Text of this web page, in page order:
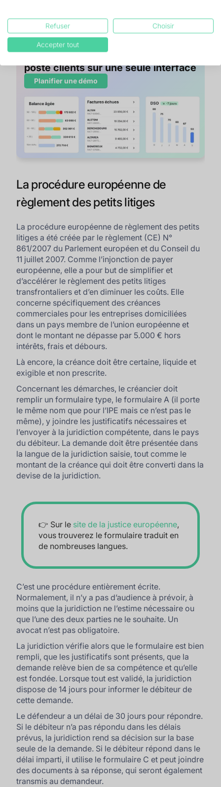
Centralisez toute la gestion de votre
poste clients sur une seule interface
Planifier une démo
La procédure européenne de
règlement des petits litiges
La procédure européenne de règlement des petits
litiges a été créée par le règlement (CE) N°
861/2007 du Parlement européen et du Conseil du
11 juillet 2007. Comme l’injonction de payer
européenne, elle a pour but de simplifier et
d’accélérer le règlement des petits litiges
transfrontaliers et d’en diminuer les coûts. Elle
concerne spécifiquement des créances
commerciales pour les entreprises domiciliées
dans un pays membre de l’union européenne et
dont le montant ne dépasse par 5.000 € hors
intérêts, frais et débours.
Là encore, la créance doit être certaine, liquide et
exigible et non prescrite.
Concernant les démarches, le créancier doit
remplir un formulaire type, le formulaire A (il porte
le même nom que pour l’IPE mais ce n’est pas le
même), y joindre les justificatifs nécessaires et
l’envoyer à la juridiction compétente, dans le pays
du débiteur. La demande doit être présentée dans
la langue de la juridiction saisie, tout comme le
montant de la créance qui doit être converti dans la
devise de la juridiction.
👉 Sur le site de la justice européenne,
vous trouverez le formulaire traduit en
de nombreuses langues.
C’est une procédure entièrement écrite.
Normalement, il n’y a pas d’audience à prévoir, à
moins que la juridiction ne l’estime nécessaire ou
que l’une des deux parties ne le souhaite. Un
avocat n’est pas obligatoire.
La juridiction vérifie alors que le formulaire est bien
rempli, que les justificatifs sont présents, que la
demande relève bien de sa compétence et qu’elle
est fondée. Lorsque tout est validé, la juridiction
dispose de 14 jours pour informer le débiteur de
cette demande.
Le défendeur a un délai de 30 jours pour répondre.
Si le débiteur n’a pas répondu dans les délais
prévus, la juridiction rend sa décision sur la base
seule de la demande. Si le débiteur répond dans le
délai imparti, il utilise le formulaire C et peut joindre
des documents à sa réponse, qui seront également
transmis au demandeur.
Refuser Choisir
Accepter tout